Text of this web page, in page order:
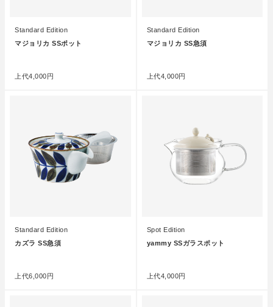
Standard Edition
マジョリカ SSポット
上代4,000円
Standard Edition
マジョリカ SS急須
上代4,000円
Standard Edition
カズラ SS急須
上代6,000円
Spot Edition
yammy SSガラスポット
上代4,000円